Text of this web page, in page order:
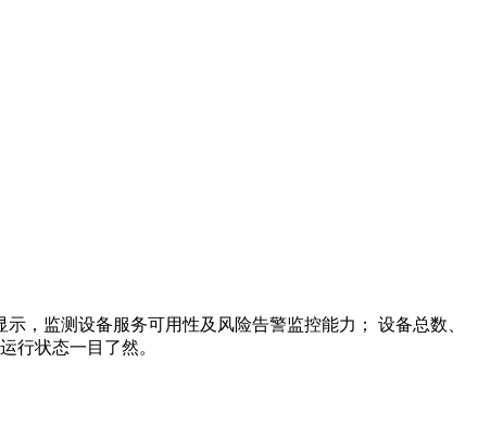
，监测设备服务可用性及风险告警监控能力； 设备总数、
日志，设备运行状态一目了然。